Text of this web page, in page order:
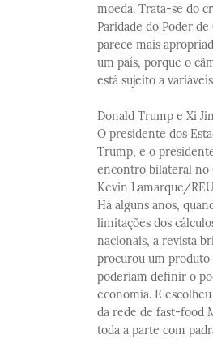
moeda. Trata-se do
Paridade do Poder de
parece mais
um país, porque o
está sujeito a
Donald Trump e Xi
O presidente dos
Trump, e o
encontro bilateral no
Kevin Lamarque/
Há alguns anos,
limitações dos
nacionais, a revista
procurou um produto
poderiam definir o
economia. E
da rede de fast-food
toda a parte com